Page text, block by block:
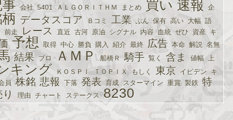
会社 5401 ＡＬＧＯＲＩＴＨＭ まとめ 買い 速報
企
データスコア Ｂコミ 工業 ぷん 保有 高い 大幅 語
前走 レース 直近 古河 原油 シグナル 内容 血統 ぜひ 資産 キ
予想 取得 中心 勝負 購入 紹介 最終 広告 本命 解説
名無
結果 ブロ ＡＭＰ 船橋Ｒ 騎手 覧く 含ま 値幅
上
キング ＫＯＳＰＩ ＴＯＰＩＸ もしく 東京 イビデン
キ
員 株銘 悲報 下落 発表 育成 スターマイン 重賞 製鉄 特
理由 チャート ステークス 8230